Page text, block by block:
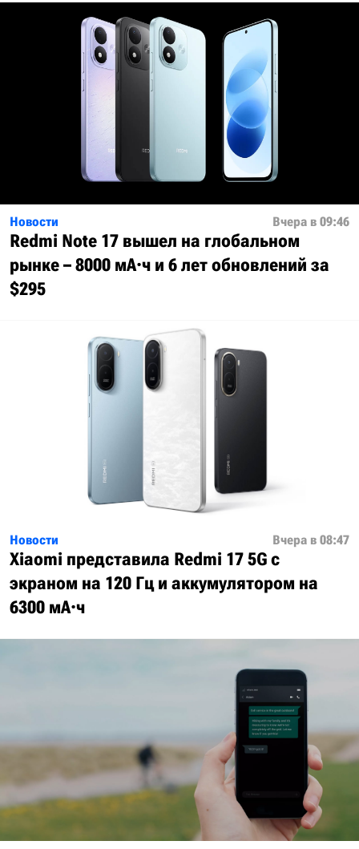
Новости Вчера в 09:46
Redmi Note 17 вышел на глобальном
рынке – 8000 мА·ч и 6 лет обновлений за
$295
Новости Вчера в 08:47
Xiaomi представила Redmi 17 5G с
экраном на 120 Гц и аккумулятором на
6300 мА·ч